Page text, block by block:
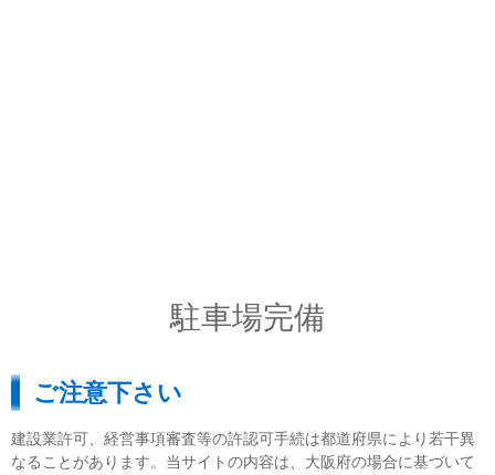
駐車場完備
ご注意下さい
建設業許可、経営事項審査等の許認可手続は都道府県により若干異
なることがあります。当サイトの内容は、大阪府の場合に基づいて